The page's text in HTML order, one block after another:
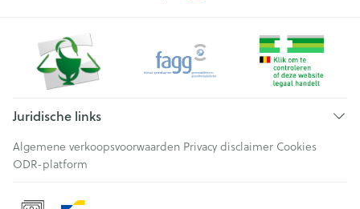
Juridische links
Algemene verkoopsvoorwaarden Privacy disclaimer Cookies
ODR-platform